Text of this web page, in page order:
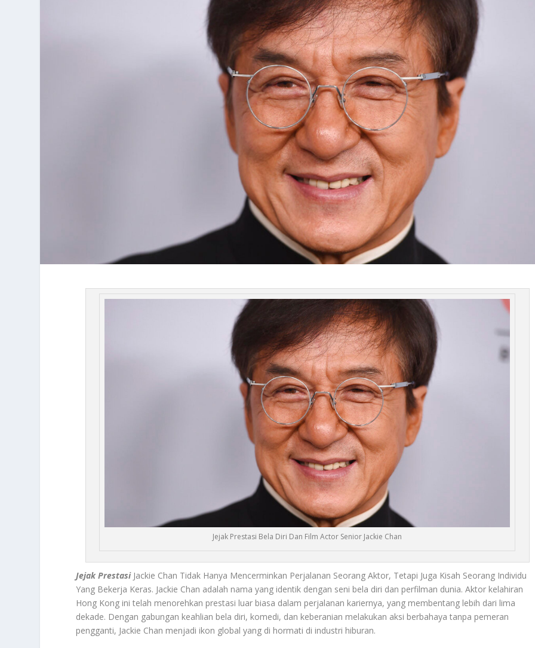
Jejak Prestasi Bela Diri Dan Film Actor Senior Jackie Chan
Jejak PrestasiJackie Chan Tidak Hanya Mencerminkan Perjalanan Seorang Aktor, Tetapi Juga Kisah Seorang Individu
Yang Bekerja Keras. Jackie Chan adalah nama yang identik dengan seni bela diri dan perfilman dunia. Aktor kelahiran
Hong Kong ini telah menorehkan prestasi luar biasa dalam perjalanan kariernya, yang membentang lebih dari lima
dekade. Dengan gabungan keahlian bela diri, komedi, dan keberanian melakukan aksi berbahaya tanpa pemeran
pengganti, Jackie Chan menjadi ikon global yang di hormati di industri hiburan.